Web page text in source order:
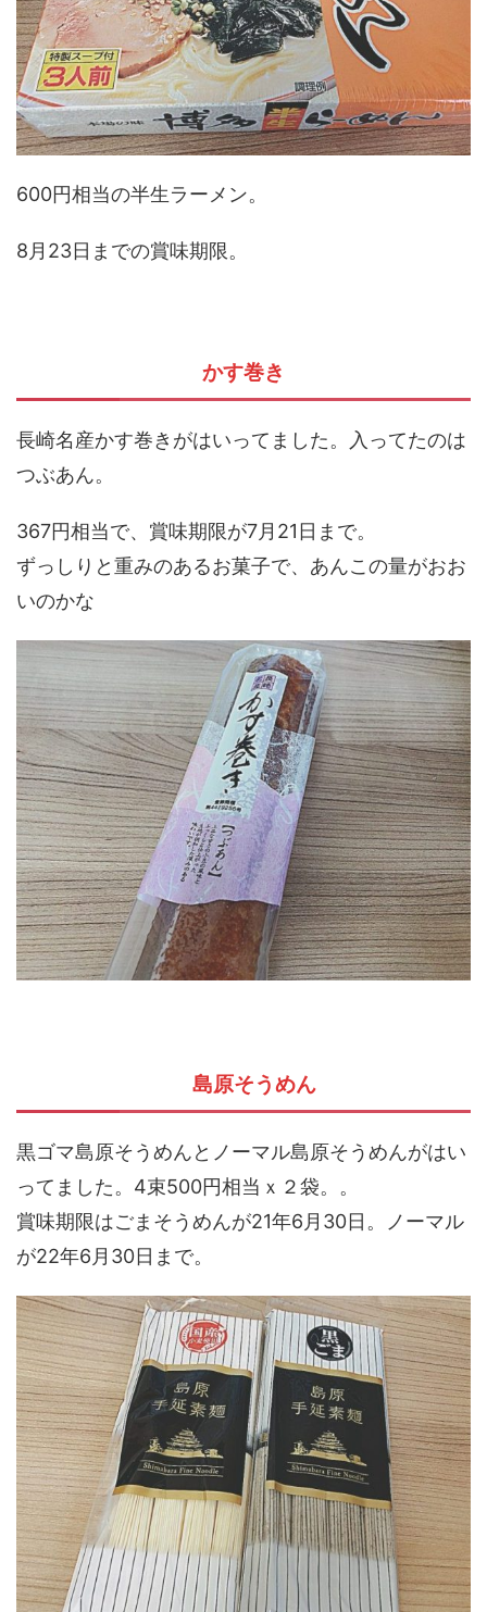
600円相当の半生ラーメン。
8月23日までの賞味期限。
かす巻き
長崎名産かす巻きがはいってました。入ってたのは
つぶあん。
367円相当で、賞味期限が7月21日まで。
ずっしりと重みのあるお菓子で、あんこの量がおお
いのかな
島原そうめん
黒ゴマ島原そうめんとノーマル島原そうめんがはい
ってました。4束500円相当ｘ２袋。。
賞味期限はごまそうめんが21年6月30日。ノーマル
が22年6月30日まで。